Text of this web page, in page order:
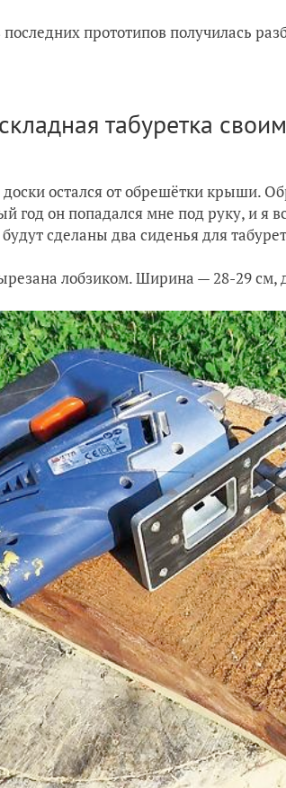
прототипов получилась
табуретка
доски остался от обрешётки крыши.
год он попадался мне под руку, и я
сделаны два сиденья для
лобзиком. Ширина — 28-29 см,